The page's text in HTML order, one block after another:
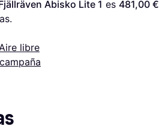
Abisko Lite 1 es 481,00 €
libre